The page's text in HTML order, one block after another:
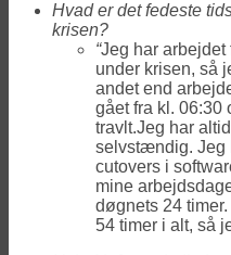
Hvad er det fedeste
krisen?
“Jeg har arbejdet
under krisen, så
andet end
gået fra kl. 06:30
travlt.Jeg har
selvstændig. Jeg
cutovers i
mine
døgnets 24
54 timer i alt, så